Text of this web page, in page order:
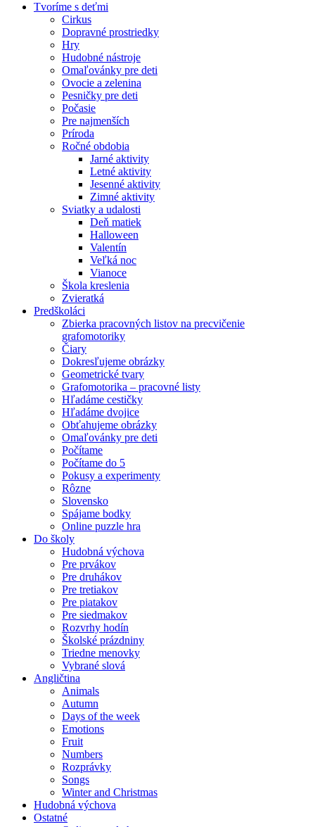
Tvoríme s deťmi
Cirkus
Dopravné prostriedky
Hry
Hudobné nástroje
Omaľovánky pre deti
Ovocie a zelenina
Pesničky pre deti
Počasie
Pre najmenších
Príroda
Ročné obdobia
Jarné aktivity
Letné aktivity
Jesenné aktivity
Zimné aktivity
Sviatky a udalosti
Deň matiek
Halloween
Valentín
Veľká noc
Vianoce
Škola kreslenia
Zvieratká
Predškoláci
Zbierka pracovných listov na precvičenie
grafomotoriky
Čiary
Dokresľujeme obrázky
Geometrické tvary
Grafomotorika – pracovné listy
Hľadáme cestičky
Hľadáme dvojice
Obťahujeme obrázky
Omaľovánky pre deti
Počítame
Počítame do 5
Pokusy a experimenty
Rôzne
Slovensko
Spájame bodky
Online puzzle hra
Do školy
Hudobná výchova
Pre prvákov
Pre druhákov
Pre tretiakov
Pre piatakov
Pre siedmakov
Rozvrhy hodín
Školské prázdniny
Triedne menovky
Vybrané slová
Angličtina
Animals
Autumn
Days of the week
Emotions
Fruit
Numbers
Rozprávky
Songs
Winter and Christmas
Hudobná výchova
Ostatné